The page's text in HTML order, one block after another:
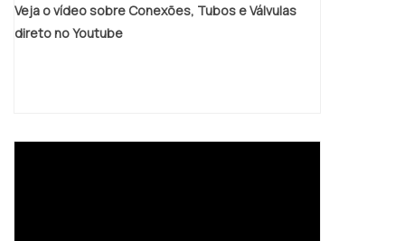
Veja o vídeo sobre Conexões, Tubos e Válvulas
direto no Youtube